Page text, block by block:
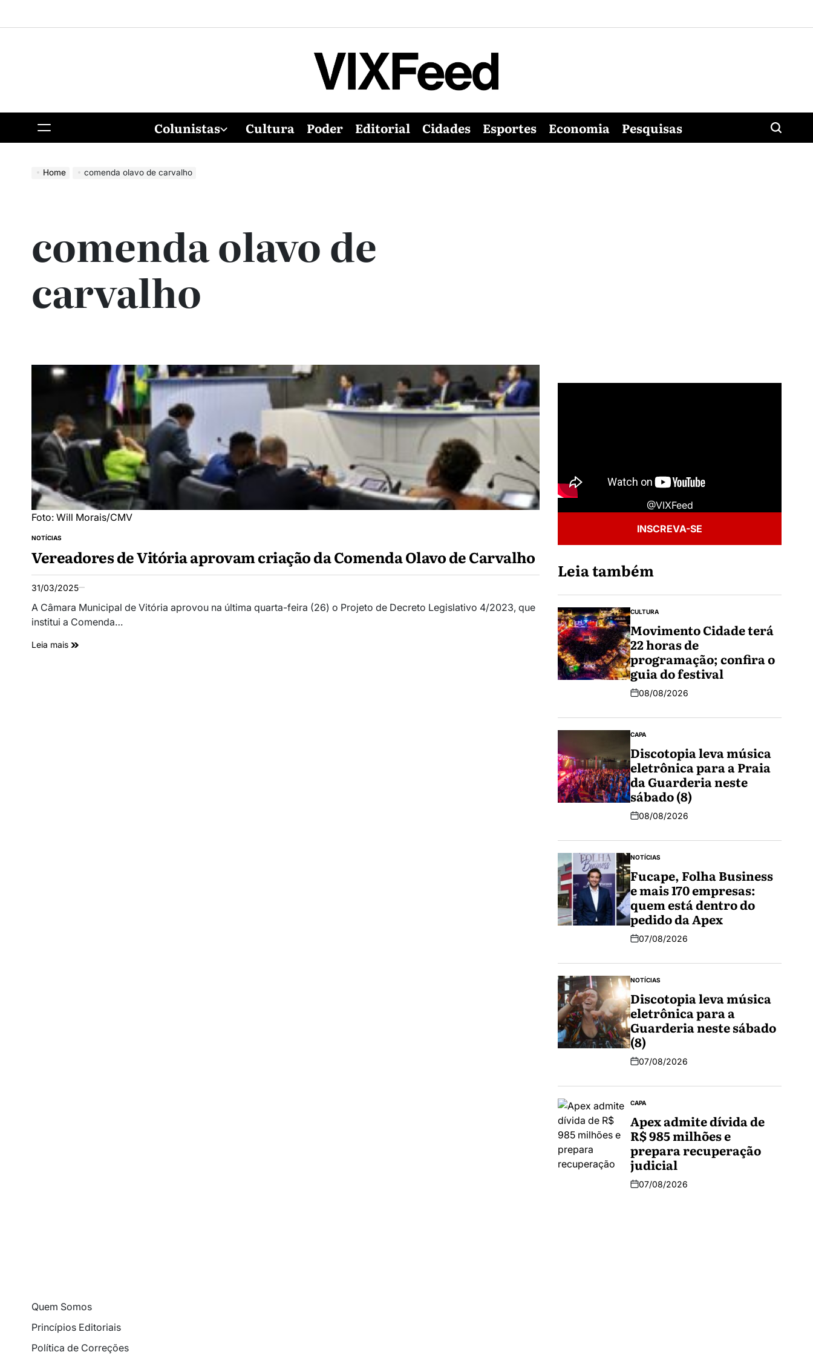
Colunistas Cultura Poder Editorial Cidades Esportes Economia Pesquisas
Home comenda olavo de carvalho
comenda olavo de
carvalho
Foto: Will Morais/CMV
NOTÍCIAS
Vereadores de Vitória aprovam criação da Comenda Olavo de Carvalho
31/03/2025
A Câmara Municipal de Vitória aprovou na última quarta-feira (26) o Projeto de Decreto Legislativo 4/2023, que
institui a Comenda…
Leia mais
@VIXFeed
INSCREVA-SE
Leia também
CULTURA
Movimento Cidade terá
22 horas de
programação; confira o
guia do festival
08/08/2026
CAPA
Discotopia leva música
eletrônica para a Praia
da Guarderia neste
sábado (8)
08/08/2026
NOTÍCIAS
Fucape, Folha Business
e mais 170 empresas:
quem está dentro do
pedido da Apex
07/08/2026
NOTÍCIAS
Discotopia leva música
eletrônica para a
Guarderia neste sábado
(8)
07/08/2026
CAPA
Apex admite dívida de
R$ 985 milhões e
prepara recuperação
judicial
07/08/2026
Quem Somos
Princípios Editoriais
Política de Correções